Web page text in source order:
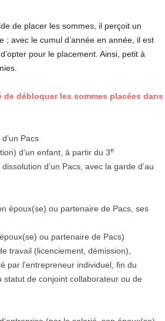
de placer les sommes, il perçoit un
; avec le cumul d’année en année, il est
pour le placement. Ainsi, petit à
débloquer les sommes placées dans
Pacs
d’un enfant, à partir du 3e
d’un Pacs, avec la garde d’au
époux(se) ou partenaire de Pacs, ses
ou partenaire de Pacs)
travail (licenciement, démission),
par l’entrepreneur individuel, fin du
statut de conjoint collaborateur ou de